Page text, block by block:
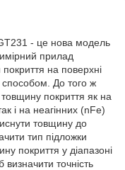
- це нова модель
прилад
на поверхні
До того ж
покриття як на
і на неагінних (nFe)
товщину до
тип підложки
покриття у діапазоні
точність